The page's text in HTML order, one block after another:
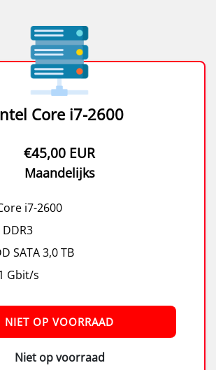
Core i7-2600
€45,00 EUR
Maandelijks
i7-2600
DDR3
SATA 3,0 TB
Gbit/s
NIET OP VOORRAAD
Niet op voorraad